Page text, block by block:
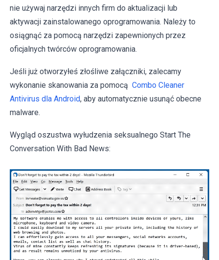
nie używaj narzędzi innych firm do aktualizacji lub
aktywacji zainstalowanego oprogramowania. Należy to
osiągnąć za pomocą narzędzi zapewnionych przez
oficjalnych twórców oprogramowania.
Jeśli już otworzyłeś złośliwe załączniki, zalecamy
wykonanie skanowania za pomocą Combo Cleaner
Antivirus dla Android, aby automatycznie usunąć obecne
malware.
Wygląd oszustwa wyłudzenia seksualnego Start The
Conversation With Bad News: